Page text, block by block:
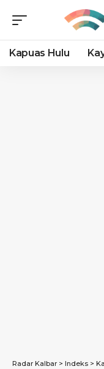
Kapuas Hulu
Radar Kalbar > Indeks >